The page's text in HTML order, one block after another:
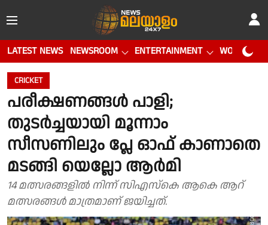
LATEST NEWS NEWSROOM ENTERTAINMENT WORLD CUP
CRICKET
പരീക്ഷണങ്ങൾ പാളി;
തുടർച്ചയായി മൂന്നാം
സീസണിലും പ്ലേ ഓഫ് കാണാതെ
മടങ്ങി യെല്ലോ ആർമി
14 മത്സരങ്ങളിൽ നിന്ന് സിഎസ്കെ ആകെ ആറ്
മത്സരങ്ങൾ മാത്രമാണ് ജയിച്ചത്.